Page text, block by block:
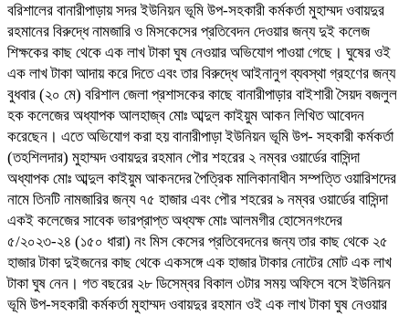
বরিশালের বানারীপাড়ায় সদর ইউনিয়ন ভূমি উপ-সহকারী কর্মকর্তা মুহাম্মদ ওবায়দুর
রহমানের বিরুদ্ধে নামজারি ও মিসকেসের প্রতিবেদন দেওয়ার জন্য দুই কলেজ
শিক্ষকের কাছ থেকে এক লাখ টাকা ঘুষ নেওয়ার অভিযোগ পাওয়া গেছে। ঘুষের ওই
এক লাখ টাকা আদায় করে দিতে এবং তার বিরুদ্ধে আইনানুগ ব্যবস্থা গ্রহণের জন্য
বুধবার (২০ মে) বরিশাল জেলা প্রশাসকের কাছে বানারীপাড়ার বাইশারী সৈয়দ বজলুল
হক কলেজের অধ্যাপক আলহাজ্ব মোঃ আব্দুল কাইয়ুম আকন লিখিত আবেদন
করেছেন। এতে অভিযোগ করা হয় বানারীপাড়া ইউনিয়ন ভূমি উপ- সহকারী কর্মকর্তা
(তহশিলদার) মুহাম্মদ ওবায়দুর রহমান পৌর শহরের ২ নম্বর ওয়ার্ডের বাসিন্দা
অধ্যাপক মোঃ আব্দুল কাইয়ুম আকনদের পৈত্রিক মালিকানাধীন সম্পত্তি ওয়ারিশদের
নামে তিনটি নামজারির জন্য ৭৫ হাজার এবং পৌর শহরের ৯ নম্বর ওয়ার্ডের বাসিন্দা
একই কলেজের সাবেক ভারপ্রাপ্ত অধ্যক্ষ মোঃ আলমগীর হোসেনগংদের
৫/২০২৩-২৪ (১৫০ ধারা) নং মিস কেসের প্রতিবেদনের জন্য তার কাছ থেকে ২৫
হাজার টাকা দুইজনের কাছ থেকে একসঙ্গে এক হাজার টাকার নোটের মোট এক লাখ
টাকা ঘুষ নেন। গত বছরের ২৮ ডিসেম্বর বিকাল ৩টার সময় অফিসে বসে ইউনিয়ন
ভূমি উপ-সহকারী কর্মকর্তা মুহাম্মদ ওবায়দুর রহমান ওই এক লাখ টাকা ঘুষ নেওয়ার